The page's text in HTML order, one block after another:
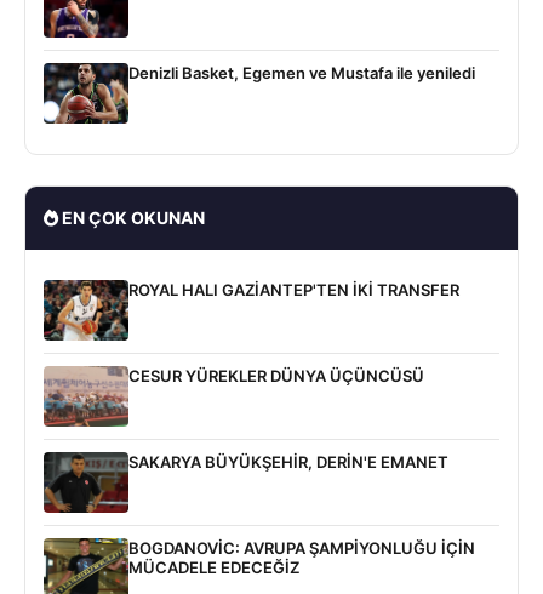
Denizli Basket, Egemen ve Mustafa ile yeniledi
EN ÇOK OKUNAN
ROYAL HALI GAZİANTEP'TEN İKİ TRANSFER
CESUR YÜREKLER DÜNYA ÜÇÜNCÜSÜ
SAKARYA BÜYÜKŞEHİR, DERİN'E EMANET
BOGDANOVİC: AVRUPA ŞAMPİYONLUĞU İÇİN
MÜCADELE EDECEĞİZ